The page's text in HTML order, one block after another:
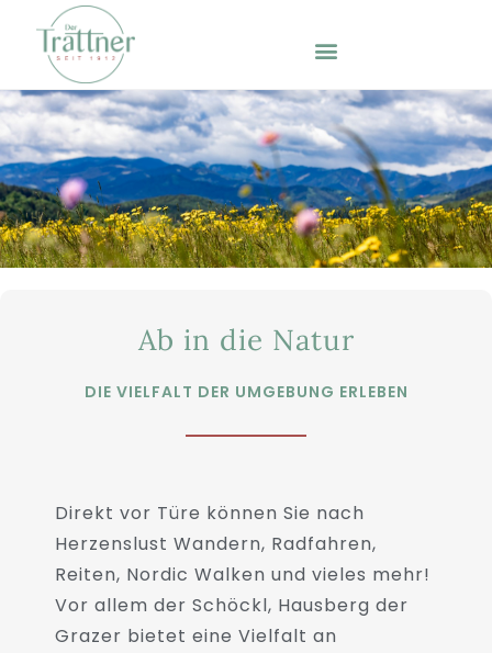
Ab in die Natur
DIE VIELFALT DER UMGEBUNG ERLEBEN
Direkt vor Türe können Sie nach
Herzenslust Wandern, Radfahren,
Reiten, Nordic Walken und vieles mehr!
Vor allem der Schöckl, Hausberg der
Grazer bietet eine Vielfalt an